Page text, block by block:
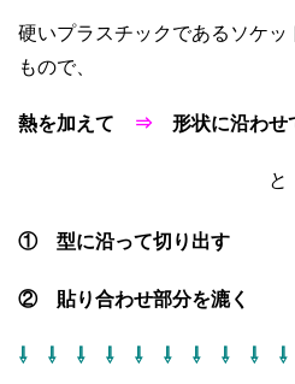
硬いプラスチックであるソケ
もので、
熱を加えて ⇒ 形状に沿わせ
① 型に沿って切り出す
② 貼り合わせ部分を漉く
⇩ ⇩ ⇩ ⇩ ⇩ ⇩ ⇩ ⇩ ⇩ ⇩